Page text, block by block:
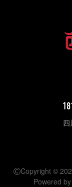
Copyright ©
Powered